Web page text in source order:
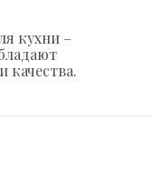
кухни –